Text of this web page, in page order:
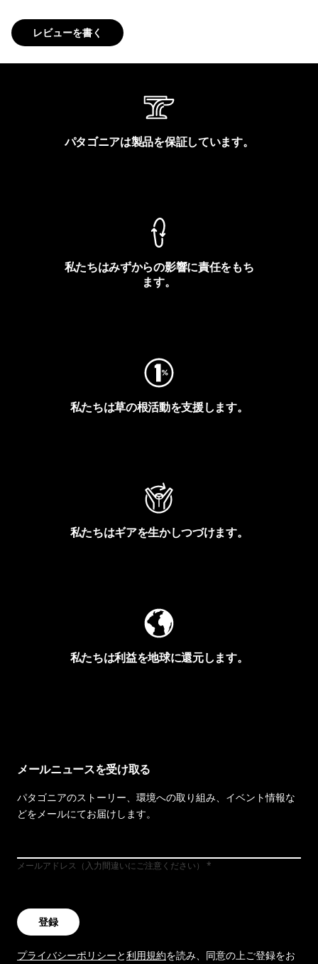
レビューを書く
パタゴニアは製品を保証しています。
私たちはみずからの影響に責任をもち
ます。
私たちは草の根活動を支援します。
私たちはギアを生かしつづけます。
私たちは利益を地球に還元します。
メールニュースを受け取る
パタゴニアのストーリー、環境への取り組み、イベント情報な
どをメールにてお届けします。
メールアドレス（入力間違いにご注意ください）
登録
プライバシーポリシーと利用規約を読み、同意の上ご登録をお